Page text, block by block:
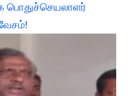
பொதுச்செயலாளர்